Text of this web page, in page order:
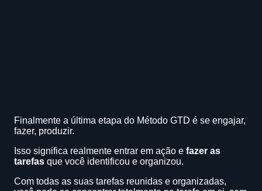
Finalmente a última etapa do Método GTD é se engajar,
fazer, produzir.
Isso significa realmente entrar em ação e fazer as
tarefas que você identificou e organizou.
Com todas as suas tarefas reunidas e organizadas,